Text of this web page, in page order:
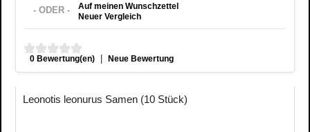
- ODER -
Auf meinen Wunschzettel
Neuer Vergleich
0 Bewertung(en) | Neue Bewertung
Leonotis leonurus Samen (10 Stück)